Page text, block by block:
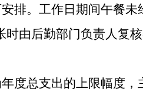
排。工作日期间午餐
由后勤部门负责人复
度总支出的上限幅度